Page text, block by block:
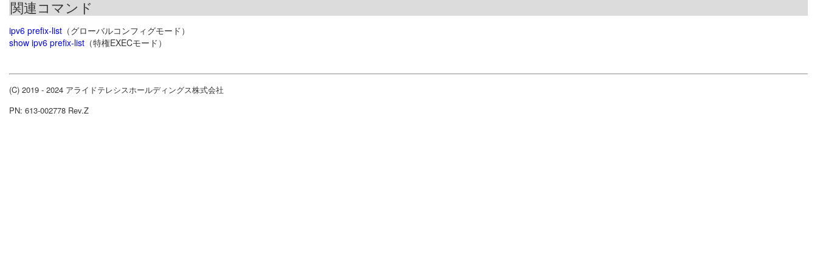
関連コマンド
ipv6 prefix-list （グローバルコンフィグモード）
show ipv6 prefix-list （特権EXECモード）
(C) 2019 - 2024 アライドテレシスホールディングス株式会社
PN: 613-002778 Rev.Z